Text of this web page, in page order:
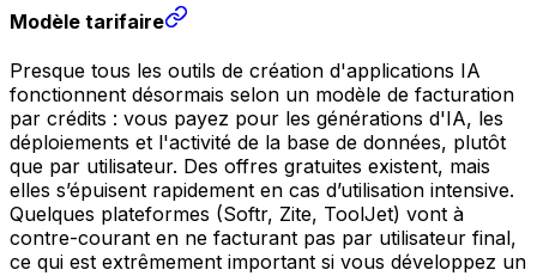
Modèle tarifaire
Presque tous les outils de création d'applications IA
fonctionnent désormais selon un modèle de facturation
par crédits : vous payez pour les générations d'IA, les
déploiements et l'activité de la base de données, plutôt
que par utilisateur. Des offres gratuites existent, mais
elles s’épuisent rapidement en cas d’utilisation intensive.
Quelques plateformes (Softr, Zite, ToolJet) vont à
contre-courant en ne facturant pas par utilisateur final,
ce qui est extrêmement important si vous développez un